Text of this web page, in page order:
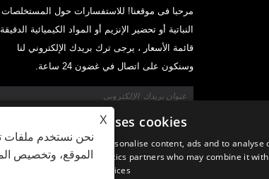
مرحبا فى موقعنا! للاستفسارات حول المستخلصات
النباتية أو تحضير الإنزيم أو المواد الكيميائية
قائمة الأسعار ، يرجى ترك بريدك الإلكتروني لنا
وسنكون على اتصال في غضون 24 ساعة.
الأغذية والمشروبات الوظيفية من مرافق
جدًا. خبرتنا وسمعتنا في التوريد تفيد
X
نحن نستخدم ملفات
الموقع، وتخصيص
This website uses cookies
We use cookies to personalise content, ads and to
advertising and analytics partners who may combine it
your use of their services.